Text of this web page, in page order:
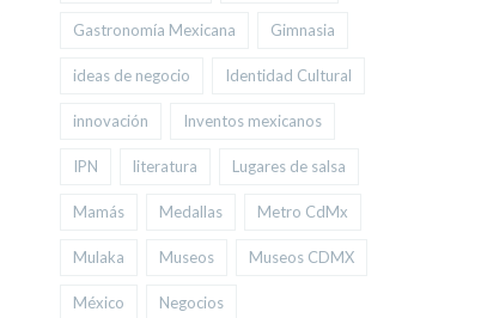
Gastronomía Mexicana Gimnasia
ideas de negocio Identidad Cultural
innovación Inventos mexicanos
IPN literatura Lugares de salsa
Mamás Medallas Metro CdMx
Mulaka Museos Museos CDMX
México Negocios